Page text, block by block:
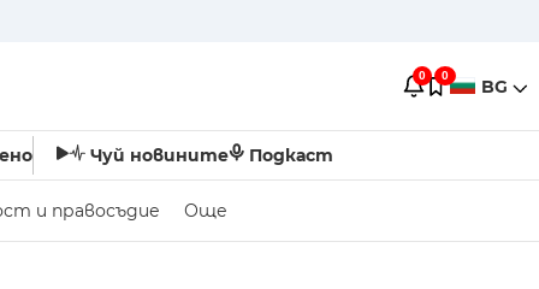
0 0 BG
Чуй новините Подкаст
и правосъдие Още